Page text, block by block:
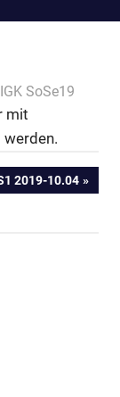
SoSe19
mit
2019-10.04